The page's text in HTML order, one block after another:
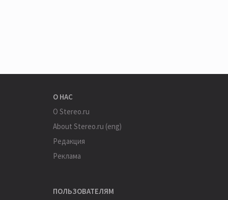
О НАС
О Stereo.ru
About Stereo.ru (eng)
Редакция
Реклама
ПОЛЬЗОВАТЕЛЯМ